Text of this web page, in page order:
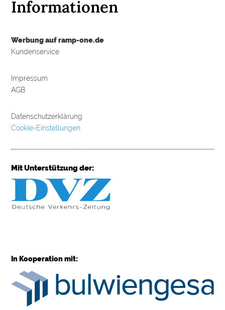
Informationen
Werbung auf ramp-one.de
Kundenservice
Impressum
AGB
Datenschutzerklärung
Cookie-Einstellungen
Mit Unterstützung der:
In Kooperation mit: